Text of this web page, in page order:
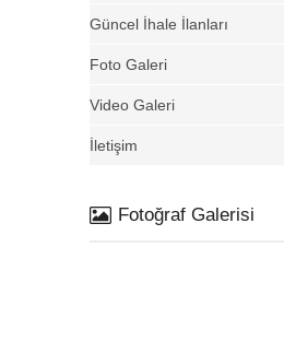
Güncel İhale İlanları
Foto Galeri
Video Galeri
İletişim
Fotoğraf Galerisi